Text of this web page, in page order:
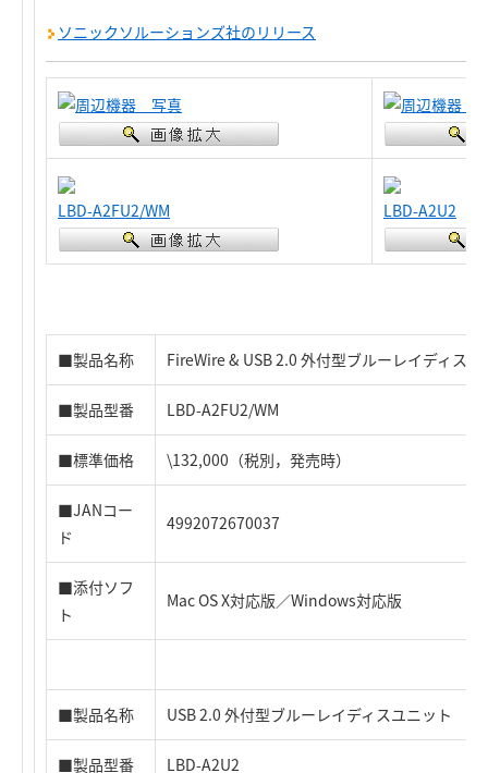
ソニックソルーションズ社のリリース
LBD-A2FU2/WM LBD-A2U2
■製品名称 FireWire & USB 2.0 外付型ブルーレイディスユ
■製品型番 LBD-A2FU2/WM
■標準価格 \132,000（税別，発売時）
■JANコー
ド
4992072670037
■添付ソフ
ト
Mac OS X対応版／Windows対応版
■製品名称 USB 2.0 外付型ブルーレイディスユニット
■製品型番 LBD-A2U2